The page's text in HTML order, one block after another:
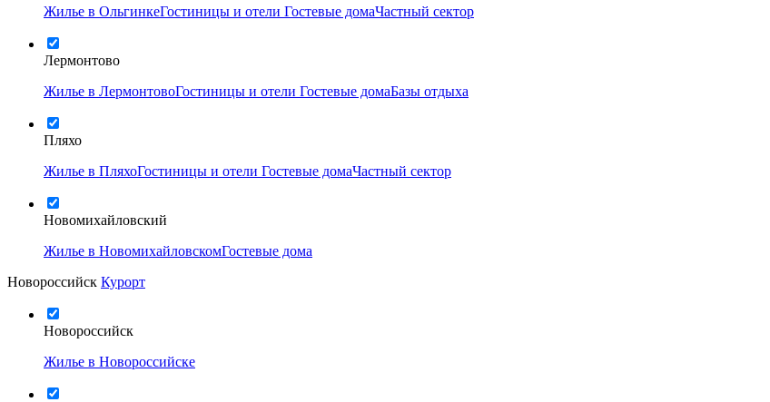
Жилье в ОльгинкеГостиницы и отели Гостевые домаЧастный сектор
Лермонтово
Жилье в ЛермонтовоГостиницы и отели Гостевые домаБазы отдыха
Пляхо
Жилье в ПляхоГостиницы и отели Гостевые домаЧастный сектор
Новомихайловский
Жилье в НовомихайловскомГостевые дома
Новороссийск Курорт
Новороссийск
Жилье в Новороссийске